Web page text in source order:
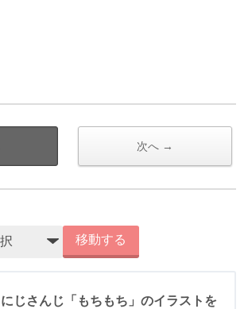
次へ →
移動する
にじさんじ「もちもち」のイラストを